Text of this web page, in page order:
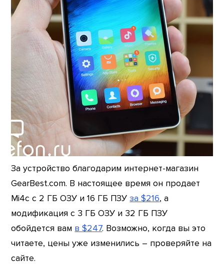
За устройство благодарим интернет-магазин
GearBest.com. В настоящее время он продает
Mi4c с 2 ГБ ОЗУ и 16 ГБ ПЗУза $216, а
модификация с 3 ГБ ОЗУ и 32 ГБ ПЗУ
обойдется вам в $247. Возможно, когда вы это
читаете, цены уже изменились – проверяйте на
сайте.